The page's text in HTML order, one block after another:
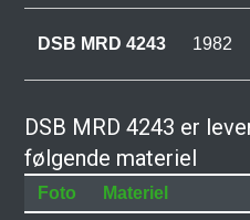
DSB MRD 4243 1982
DSB MRD 4243 er
følgende materiel
Foto Materiel